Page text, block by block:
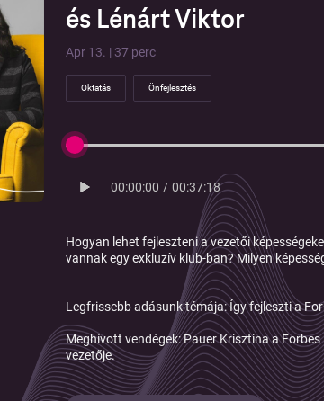
és Lénárt Viktor
Apr 13. | 37 perc
Oktatás Önfejlesztés
00:00:00 / 00:37:18
Hogyan lehet fejleszteni a vezetői
vannak egy exkluzív klub-ban? Milyen
Legfrissebb adásunk témája: Így fejleszti a
Meghívott vendégek:Pauer Krisztina a
vezetője.